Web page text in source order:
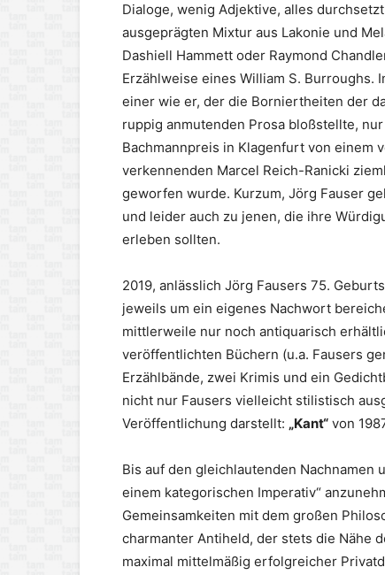
Dialoge, wenig Adjektive, alles
ausgeprägten Mixtur aus Lakonie und
Dashiell Hammett oder Raymond
Erzählweise eines William S.
einer wie er, der die Borniertheiten der
ruppig anmutenden Prosa bloßstellte,
Bachmannpreis in Klagenfurt von einem
verkennenden Marcel Reich-Ranicki
geworfen wurde. Kurzum, Jörg Fauser
und leider auch zu jenen, die ihre
erleben sollten.
2019, anlässlich Jörg Fausers 75.
jeweils um ein eigenes Nachwort
mittlerweile nur noch antiquarisch
veröffentlichten Büchern (u.a. Fausers
Erzählbände, zwei Krimis und ein
nicht nur Fausers vielleicht stilistisch
Veröffentlichung darstellt: „Kant“ von
Bis auf den gleichlautenden Nachnamen
einem kategorischen Imperativ“
Gemeinsamkeiten mit dem großen
charmanter Antiheld, der stets die Nähe
maximal mittelmäßig erfolgreicher